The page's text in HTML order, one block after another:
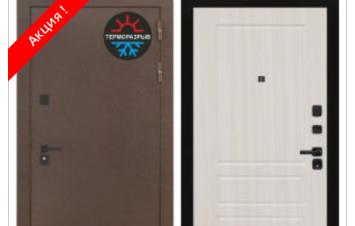
Акция !